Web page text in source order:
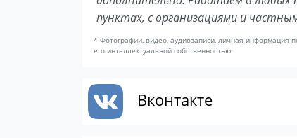
пунктах, с организациями и
* Фотографии, видео, аудиозаписи, личная информация
его интеллектуальной собственностью.
Вконтакте